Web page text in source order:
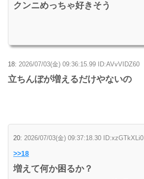
クンニめっちゃ好きそう
18: 2026/07/03(金) 09:36:15.99 ID:AVvVIDZ60
立ちんぼが増えるだけやないの
20: 2026/07/03(金) 09:37:18.30 ID:xzGTkXLi0
>>18
増えて何か困るか？